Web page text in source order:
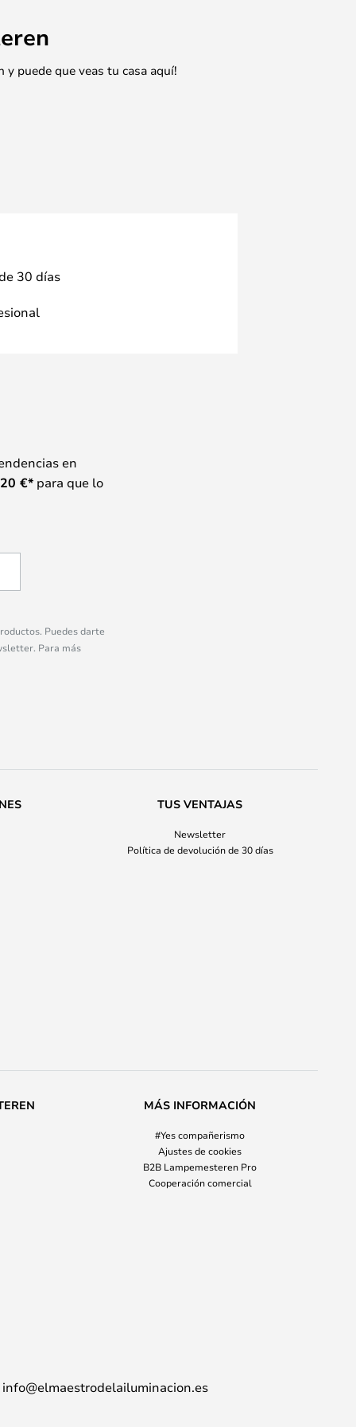
puede que veas tu casa aquí!
30 días
en
20 €*para que lo
Puedes darte
Para más
TUS VENTAJAS
Newsletter
Política de devolución de 30 días
MÁS INFORMACIÓN
#Yes compañerismo
Ajustes de cookies
B2B Lampemesteren Pro
Cooperación comercial
info@elmaestrodelailuminacion.es